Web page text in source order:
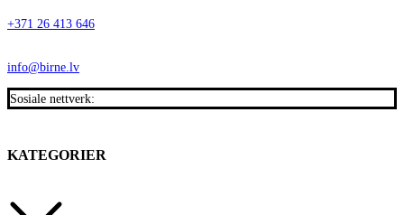
+371 26 413 646
info@birne.lv
Sosiale nettverk:
KATEGORIER